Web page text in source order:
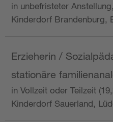
in unbefristeter
Kinderdorf Brandenburg,
Erzieherin /
stationäre
in Vollzeit oder Teilzeit
Kinderdorf Sauerland,